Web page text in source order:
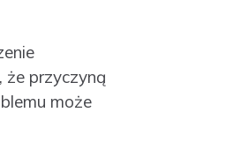
że przyczyną
może